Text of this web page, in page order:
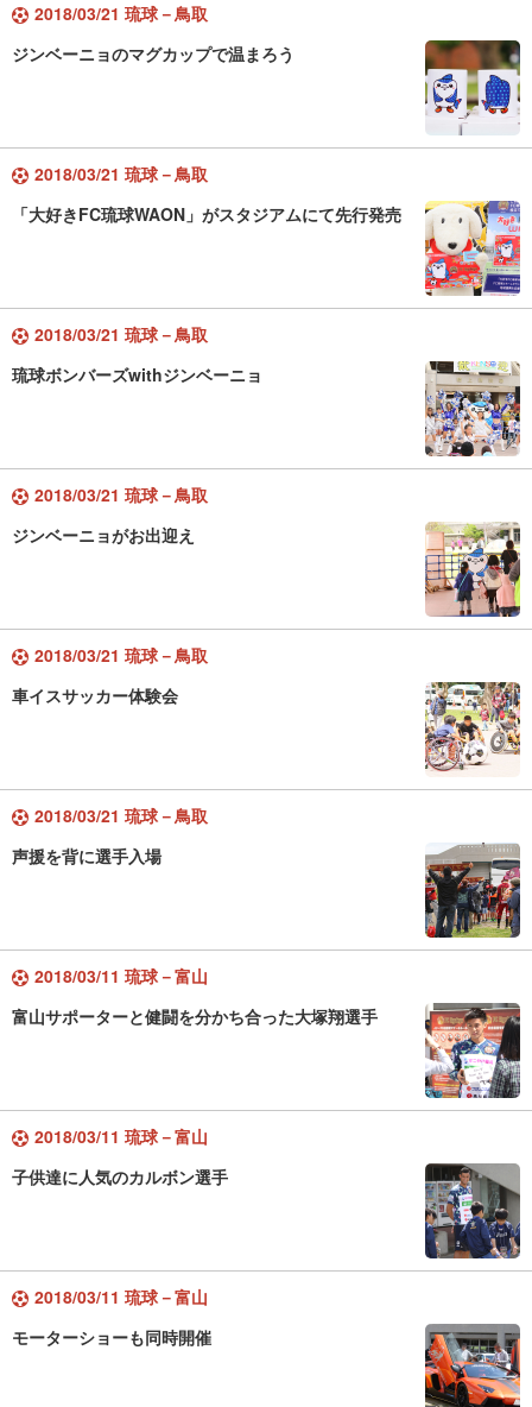
2018/03/21 琉球－鳥取
ジンベーニョのマグカップで温まろう
2018/03/21 琉球－鳥取
「大好きFC琉球WAON」がスタジアムにて先行発売
2018/03/21 琉球－鳥取
琉球ボンバーズwithジンベーニョ
2018/03/21 琉球－鳥取
ジンベーニョがお出迎え
2018/03/21 琉球－鳥取
車イスサッカー体験会
2018/03/21 琉球－鳥取
声援を背に選手入場
2018/03/11 琉球－富山
富山サポーターと健闘を分かち合った大塚翔選手
2018/03/11 琉球－富山
子供達に人気のカルボン選手
2018/03/11 琉球－富山
モーターショーも同時開催